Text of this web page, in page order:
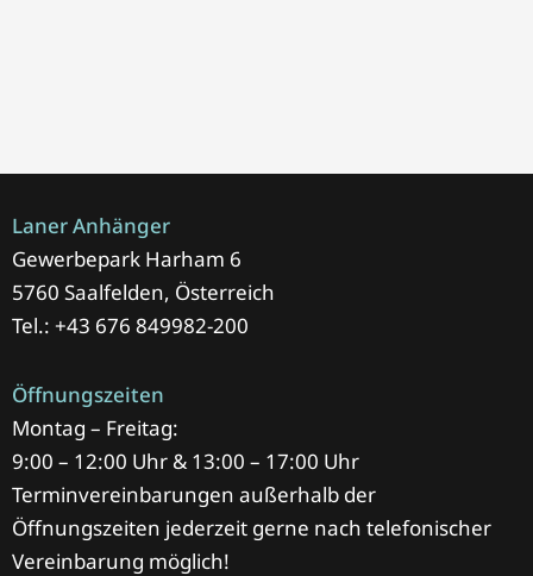
Laner Anhänger
Gewerbepark Harham 6
5760 Saalfelden, Österreich
Tel.: +43 676 849982-200
Öffnungszeiten
Montag – Freitag:
9:00 – 12:00 Uhr & 13:00 – 17:00 Uhr
Terminvereinbarungen außerhalb der
Öffnungszeiten jederzeit gerne nach telefonischer
Vereinbarung möglich!